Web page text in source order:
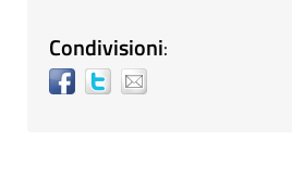
Condivisioni: